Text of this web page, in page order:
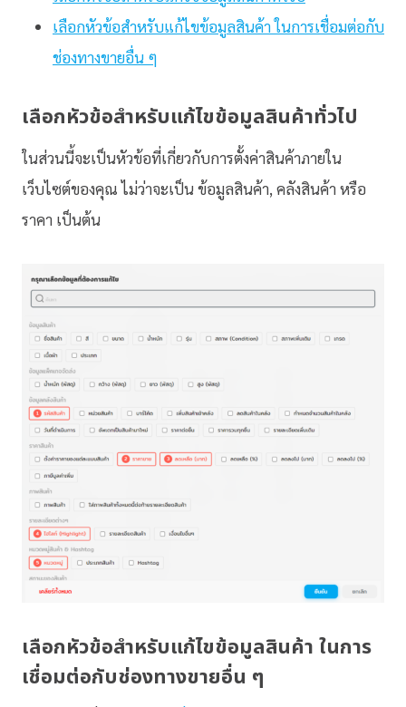
เลือกหัวข้อสำหรับแก้ไขข้อมูลสินค้า ในการเชื่อมต่อกับ
ช่องทางขายอื่น ๆ
เลือกหัวข้อสำหรับแก้ไขข้อมูลสินค้าทั่วไป
ในส่วนนี้จะเป็นหัวข้อที่เกี่ยวกับการตั้งค่าสินค้าภายใน
เว็บไซต์ของคุณ ไม่ว่าจะเป็น ข้อมูลสินค้า, คลังสินค้า หรือ
ราคา เป็นต้น
เลือกหัวข้อสำหรับแก้ไขข้อมูลสินค้า ในการ
เชื่อมต่อกับช่องทางขายอื่น ๆ